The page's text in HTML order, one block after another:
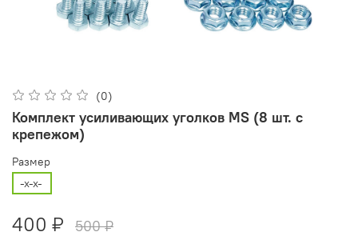
(0)
Комплект усиливающих уголков MS (8 шт. с
крепежом)
Размер
-x-x-
400 ₽ 500 ₽